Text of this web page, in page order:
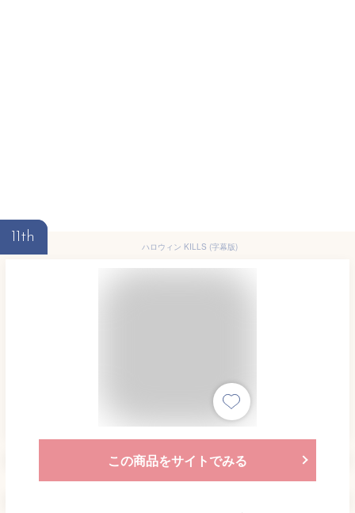
11th
ハロウィン KILLS (字幕版)
この商品をサイトでみる